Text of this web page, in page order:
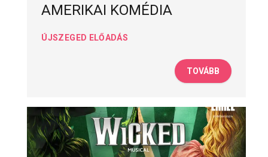
AMERIKAI KOMÉDIA
ÚJSZEGED ELŐADÁS
TOVÁBB